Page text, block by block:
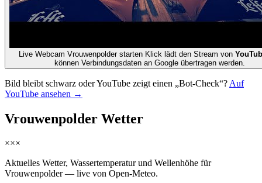
Live Webcam Vrouwenpolder starten Klick lädt den Stream von
können Verbindungsdaten an Google übertragen werden.
Bild bleibt schwarz oder YouTube zeigt einen „Bot-Check“? Auf
YouTube ansehen →
Vrouwenpolder Wetter
×××
Aktuelles Wetter, Wassertemperatur und Wellenhöhe für
Vrouwenpolder — live von Open-Meteo.